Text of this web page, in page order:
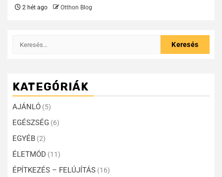
2 hét ago Otthon Blog
KATEGÓRIÁK
AJÁNLÓ (5)
EGÉSZSÉG (6)
EGYÉB (2)
ÉLETMÓD (11)
ÉPÍTKEZÉS – FELÚJÍTÁS (16)